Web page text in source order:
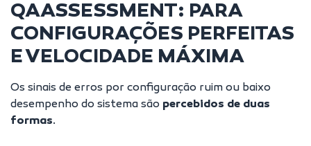
QAASSESSMENT: PARA
CONFIGURAÇÕES PERFEITAS
E VELOCIDADE MÁXIMA
Os sinais de erros por configuração ruim ou baixo
desempenho do sistema são percebidos de duas
formas.